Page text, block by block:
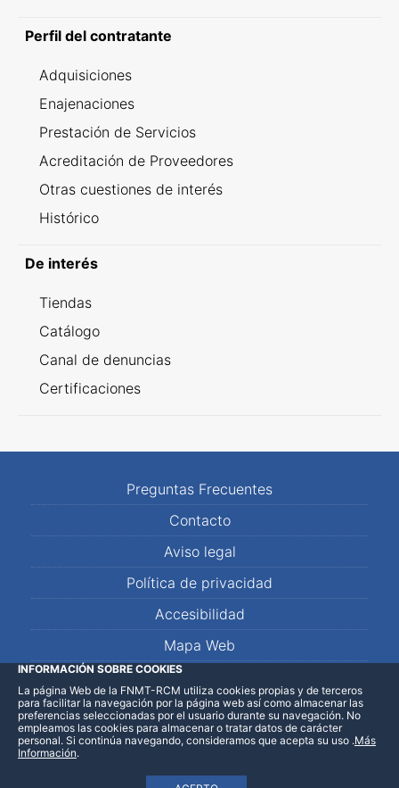
Perfil del contratante
Adquisiciones
Enajenaciones
Prestación de Servicios
Acreditación de Proveedores
Otras cuestiones de interés
Histórico
De interés
Tiendas
Catálogo
Canal de denuncias
Certificaciones
Preguntas Frecuentes
Contacto
Aviso legal
Política de privacidad
Accesibilidad
Mapa Web
LinkedInFacebookWhatsApp
INFORMACIÓN SOBRE COOKIES
La página Web de la FNMT-RCM utiliza cookies propias y de terceros
para facilitar la navegación por la página web así como almacenar las
preferencias seleccionadas por el usuario durante su navegación. No
empleamos las cookies para almacenar o tratar datos de carácter
personal. Si continúa navegando, consideramos que acepta su uso .Más
Información.